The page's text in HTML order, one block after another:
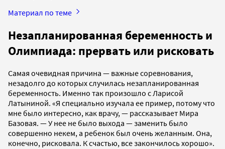
Материал по теме
Незапланированная беременность и
Олимпиада: прервать или рисковать
Самая очевидная причина — важные соревнования,
незадолго до которых случилась незапланированная
беременность. Именно так произошло с Ларисой
Латыниной. «Я специально изучала ее пример, потому что
мне было интересно, как врачу, — рассказывает Мира
Базовая. — У нее не было выхода — заменить было
совершенно некем, а ребенок был очень желанным. Она,
конечно, рисковала. К счастью, все закончилось хорошо».